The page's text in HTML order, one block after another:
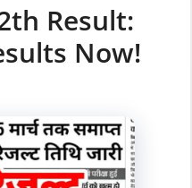
Result:
Now!